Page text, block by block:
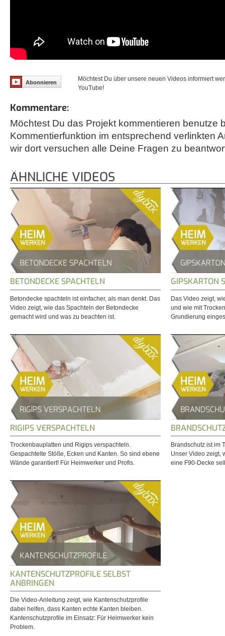
Abonnieren
Möchtest Du über unsere neuen Videos informiert
YouTube!
Kommentare:
Möchtest Du das Projekt kommentieren benutze
Kommentierfunktion im entsprechend verlinkten
wir dort versuchen alle Deine Fragen zu
ÄHNLICHE VIDEOS
BETONDECKE SPACHTELN
Betondecke spachteln ist einfacher, als man denkt. Das
Video zeigt, wie das Spachteln der Betondecke
gemacht wird und was zu beachten ist.
GIPSKARTON
Das Video zeigt,
und wie mit
Grundierung
RIGIPS VERSPACHTELN
Trockenbauplatten und Rigips verspachteln.
Gespachtelte Stöße, Ecken und Kanten. So sind ebene
Wände garantiert! Für Heimwerker und Profis.
Brandschutz ist im
Unser Video zeigt,
eine F90-Decke
KANTENSCHUTZPROFILE SELBST
ANBRINGEN
Die Video-Anleitung zeigt, wie Kantenschutzprofile
dabei helfen, dass Kanten echte Kanten bleiben.
Kantenschutzprofile im Einsatz: Für Heimwerker kein
Problem.